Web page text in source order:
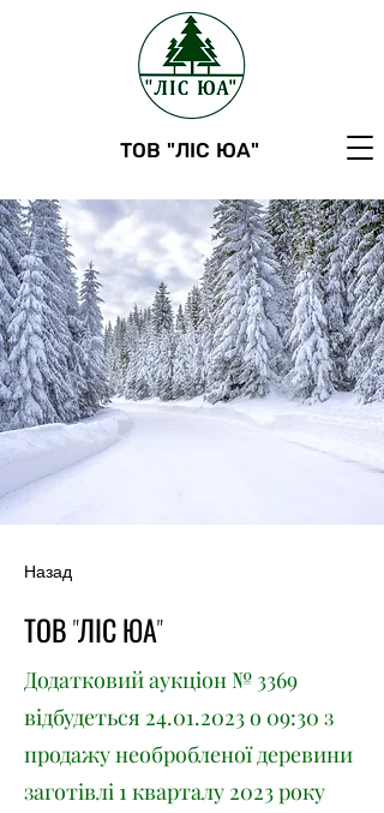
ТОВ "ЛІС ЮА"
Назад
ТОВ "ЛІС ЮА"
Додатковий аукціон № 3369
відбудеться 24.01.2023о 09:30 з
продажу необробленої деревини
заготівлі 1 кварталу 2023 року